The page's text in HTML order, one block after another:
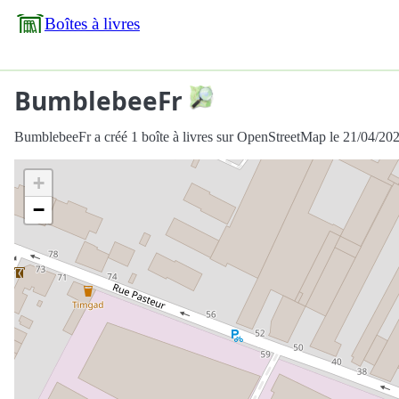
Boîtes à livres
BumblebeeFr
BumblebeeFr a créé 1 boîte à livres sur OpenStreetMap le 21/04/
+
−